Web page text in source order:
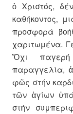
ὁ Χριστός,
καθήκοντος,
προσφορά
χαριτωμένα.
Ὄχι παγερή
παραγγελία,
φῶς στήν
τῶν ἁγίων
στήν